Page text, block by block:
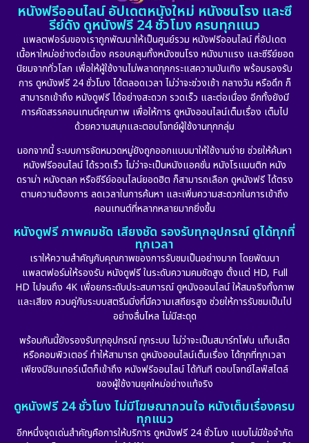
หนังฟรีออนไลน์ อัปเดตหนังใหม่ หนังชนโรง และซี
รีย์ดัง ดูหนังฟรี 24 ชั่วโมง ครบทุกแนว
แพลตฟอร์มของเราถูกพัฒนาให้เป็นศูนย์รวม หนังฟรีออนไลน์ ที่อัปเดต
เนื้อหาใหม่อย่างต่อเนื่อง ครอบคลุมทั้งหนังชนโรง หนังมาแรง และซีรีย์ยอด
นิยมจากทั่วโลก เพื่อให้ผู้ใช้งานไม่พลาดทุกกระแสความบันเทิง พร้อมรองรับ
การ ดูหนังฟรี 24 ชั่วโมง ได้ตลอดเวลา ไม่ว่าจะช่วงเช้า กลางวัน หรือดึก ก็
สามารถเข้าถึง หนังดูฟรี ได้อย่างสะดวก รวดเร็ว และต่อเนื่อง อีกทั้งยังมี
การคัดสรรคอนเทนต์คุณภาพ เพื่อให้การ ดูหนังออนไลน์เต็มเรื่อง เต็มไป
ด้วยความสนุกและตอบโจทย์ผู้ใช้งานทุกกลุ่ม
นอกจากนี้ ระบบการจัดหมวดหมู่ยังถูกออกแบบมาให้ใช้งานง่าย ช่วยให้ค้นหา
หนังฟรีออนไลน์ ได้รวดเร็ว ไม่ว่าจะเป็นหนังแอคชั่น หนังโรแมนติก หนัง
ดราม่า หนังตลก หรือซีรีย์ออนไลน์ยอดฮิต ก็สามารถเลือก ดูหนังฟรี ได้ตรง
ตามความต้องการ ลดเวลาในการค้นหา และเพิ่มความสะดวกในการเข้าถึง
คอนเทนต์ที่หลากหลายมากยิ่งขึ้น
หนังดูฟรี ภาพคมชัด เสียงชัด รองรับทุกอุปกรณ์ ดูได้ทุกที่
ทุกเวลา
เราให้ความสำคัญกับคุณภาพของการรับชมเป็นอย่างมาก โดยพัฒนา
แพลตฟอร์มให้รองรับ หนังดูฟรี ในระดับความคมชัดสูง ตั้งแต่ HD, Full
HD ไปจนถึง 4K เพื่อยกระดับประสบการณ์ ดูหนังออนไลน์ ให้สมจริงทั้งภาพ
และเสียง ควบคู่กับระบบสตรีมมิ่งที่มีความเสถียรสูง ช่วยให้การรับชมเป็นไป
อย่างลื่นไหล ไม่มีสะดุด
พร้อมกันนี้ยังรองรับทุกอุปกรณ์ ทุกระบบ ไม่ว่าจะเป็นสมาร์ทโฟน แท็บเล็ต
หรือคอมพิวเตอร์ ทำให้สามารถ ดูหนังออนไลน์เต็มเรื่อง ได้ทุกที่ทุกเวลา
เพียงมีอินเทอร์เน็ตก็เข้าถึง หนังฟรีออนไลน์ ได้ทันที ตอบโจทย์ไลฟ์สไตล์
ของผู้ใช้งานยุคใหม่อย่างแท้จริง
ดูหนังฟรี 24 ชั่วโมง ไม่มีโฆษณากวนใจ หนังเต็มเรื่องครบ
ทุกแนว
อีกหนึ่งจุดเด่นสำคัญคือการให้บริการ ดูหนังฟรี 24 ชั่วโมง แบบไม่มีข้อจำกัด